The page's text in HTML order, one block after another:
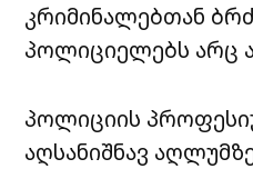
კრიმინალებთან
პოლიციელებს არც
პოლიციის
აღსანიშნავ